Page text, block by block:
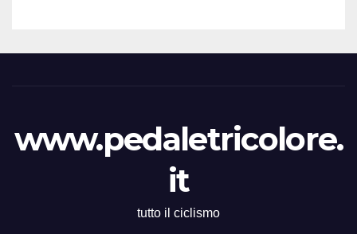
www.pedaletricolore.
it
tutto il ciclismo